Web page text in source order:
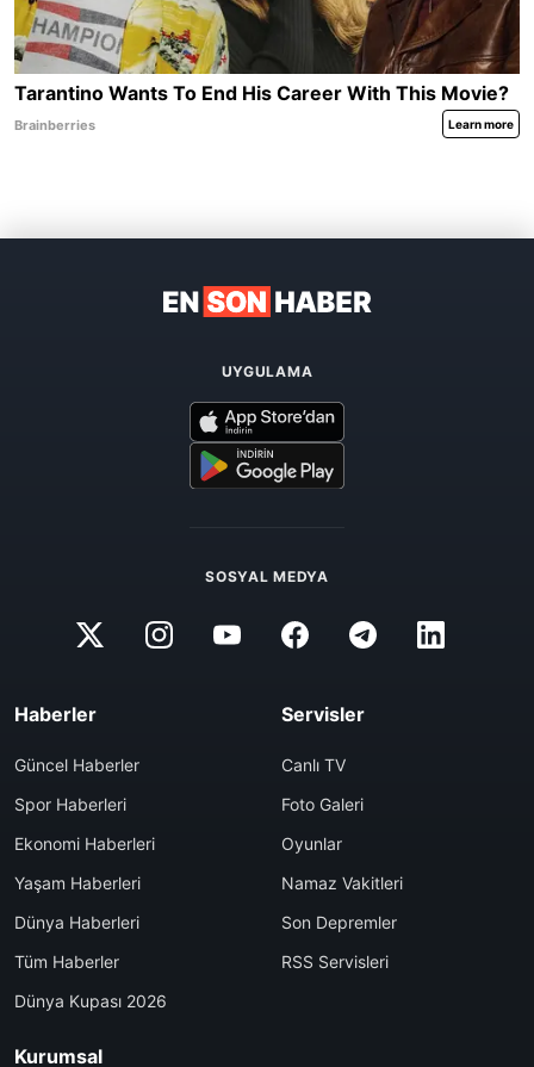
UYGULAMA
SOSYAL MEDYA
Haberler
Güncel Haberler
Spor Haberleri
Ekonomi Haberleri
Yaşam Haberleri
Dünya Haberleri
Tüm Haberler
Dünya Kupası 2026
Servisler
Canlı TV
Foto Galeri
Oyunlar
Namaz Vakitleri
Son Depremler
RSS Servisleri
Kurumsal